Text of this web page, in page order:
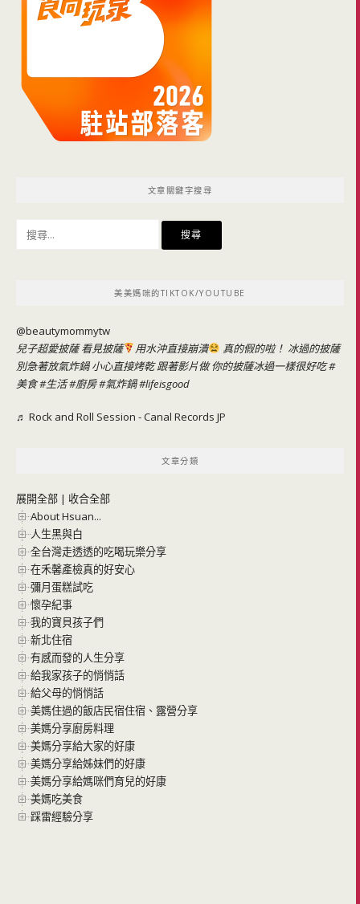
文章關鍵字搜尋
美美媽咪的TIKTOK/YOUTUBE
@beautymommytw
兒子超愛披薩 看見披薩
用水沖直接崩潰
真的假的啦！ 冰過的披薩
別急著放氣炸鍋 小心直接烤乾 跟著影片做 你的披薩冰過一樣很好吃#
美食#生活#廚房#氣炸鍋#lifeisgood
♬ Rock and Roll Session - Canal Records JP
文章分類
展開全部 | 收合全部
About Hsuan...
人生黑與白
全台灣走透透的吃喝玩樂分享
在禾馨產檢真的好安心
彌月蛋糕試吃
懷孕紀事
我的寶貝孩子們
新北住宿
有感而發的人生分享
給我家孩子的悄悄話
給父母的悄悄話
美媽住過的飯店民宿住宿、露營分享
美媽分享廚房料理
美媽分享給大家的好康
美媽分享給姊妹們的好康
美媽分享給媽咪們育兒的好康
美媽吃美食
踩雷經驗分享